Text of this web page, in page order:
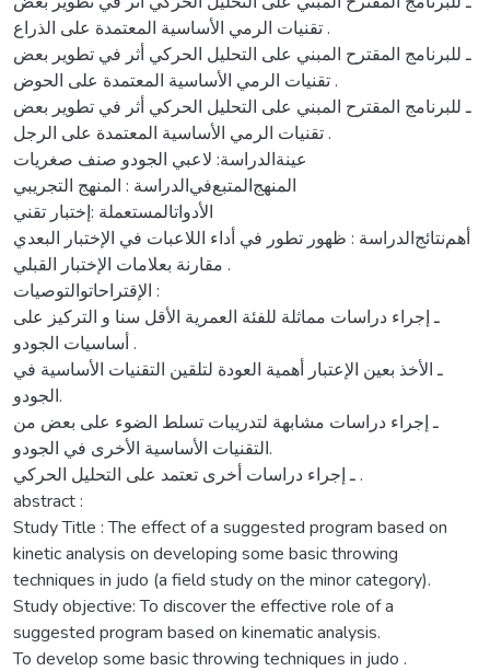
تقنيات الرمي الأساسية المعتمدة على الذراع .
ـ للبرنامج المقترح المبني على التحليل الحركي أثر في تطوير بعض
تقنيات الرمي الأساسية المعتمدة على الحوض .
ـ للبرنامج المقترح المبني على التحليل الحركي أثر في تطوير بعض
تقنيات الرمي الأساسية المعتمدة على الرجل .
ﻋﻴﻨﺔاﻟﺪراﺳﺔ: لاعبي الجودو صنف صغريات
اﻟﻤﻨﻬﺞاﻟﻤﺘﺒﻊﻓﻲاﻟﺪراﺳﺔ : المنهج التجريبي
اﻷدواتاﻟﻤﺴﺘﻌﻤﻠﺔ :إختبار تقني
أﻫﻢﻧﺘﺎﺋﺞاﻟﺪراﺳﺔ : ظهور تطور في أداء اللاعبات في الإختبار البعدي
مقارنة بعلامات الإختبار القبلي .
اﻹﻗﺘﺮاﺣﺎتواﻟﺘﻮﺻﻴﺎت :
ـ إجراء دراسات مماثلة للفئة العمرية الأقل سنا و التركيز على
أساسيات الجودو .
ـ الأخذ بعين الإعتبار أهمية العودة لتلقين التقنيات الأساسية في
الجودو.
ـ إجراء دراسات مشابهة لتدريبات تسلط الضوء على بعض من
التقنيات الأساسية الأخرى في الجودو.
ـ إجراء دراسات أخرى تعتمد على التحليل الحركي .
abstract :
Study Title : The effect of a suggested program based on
kinetic analysis on developing some basic throwing
techniques in judo (a field study on the minor category).
Study objective: To discover the effective role of a
suggested program based on kinematic analysis.
To develop some basic throwing techniques in judo .